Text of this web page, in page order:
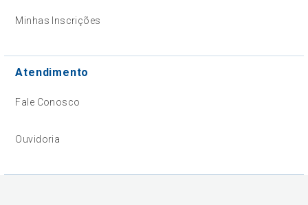
Minhas Inscrições
Atendimento
Fale Conosco
Ouvidoria